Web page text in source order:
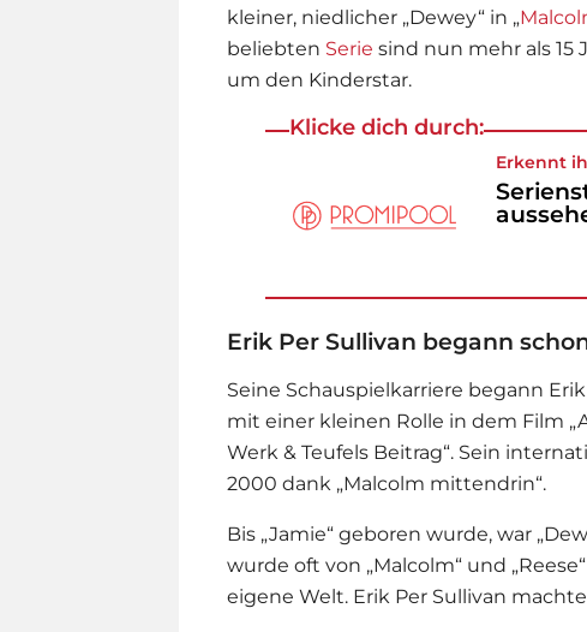
kleiner, niedlicher „Dewey“ in „
beliebten Serie sind nun mehr als 15
um den Kinderstar.
Klicke dich durch:
Erkennt
Erik Per Sullivan begann
Seine Schauspielkarriere begann
mit einer kleinen Rolle in dem Film
Werk & Teufels Beitrag“. Sein
2000 dank „Malcolm mittendrin“.
Bis „Jamie“ geboren wurde, war
wurde oft von „Malcolm“ und
eigene Welt. Erik Per Sullivan